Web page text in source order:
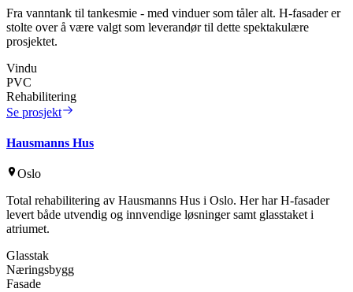
Fra vanntank til tankesmie - med vinduer som tåler alt. H-fasader er
stolte over å være valgt som leverandør til dette spektakulære
prosjektet.
Vindu
PVC
Rehabilitering
Se prosjekt
Hausmanns Hus
Oslo
Total rehabilitering av Hausmanns Hus i Oslo. Her har H-fasader
levert både utvendig og innvendige løsninger samt glasstaket i
atriumet.
Glasstak
Næringsbygg
Fasade